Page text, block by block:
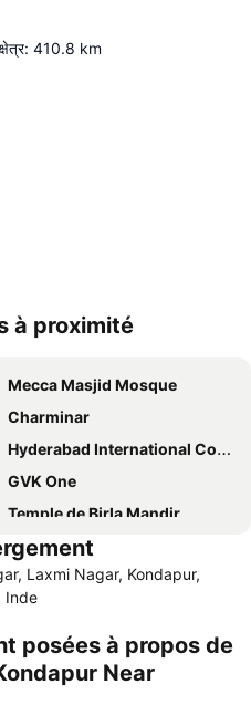
: 410.8 km
à proximité
Mecca Masjid Mosque
Charminar
Hyderabad International Convention Center
GVK One
Temple de Birla Mandir
Laxmi Nagar, Kondapur,
Inde
posées à propos de
Near